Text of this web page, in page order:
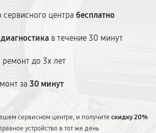
сервисного центра бесплатно
в течение 30 минут
ремонт до 3х лет
за 30 минут
сервисном центре, и получитескидку 20%
устройство в тот же день